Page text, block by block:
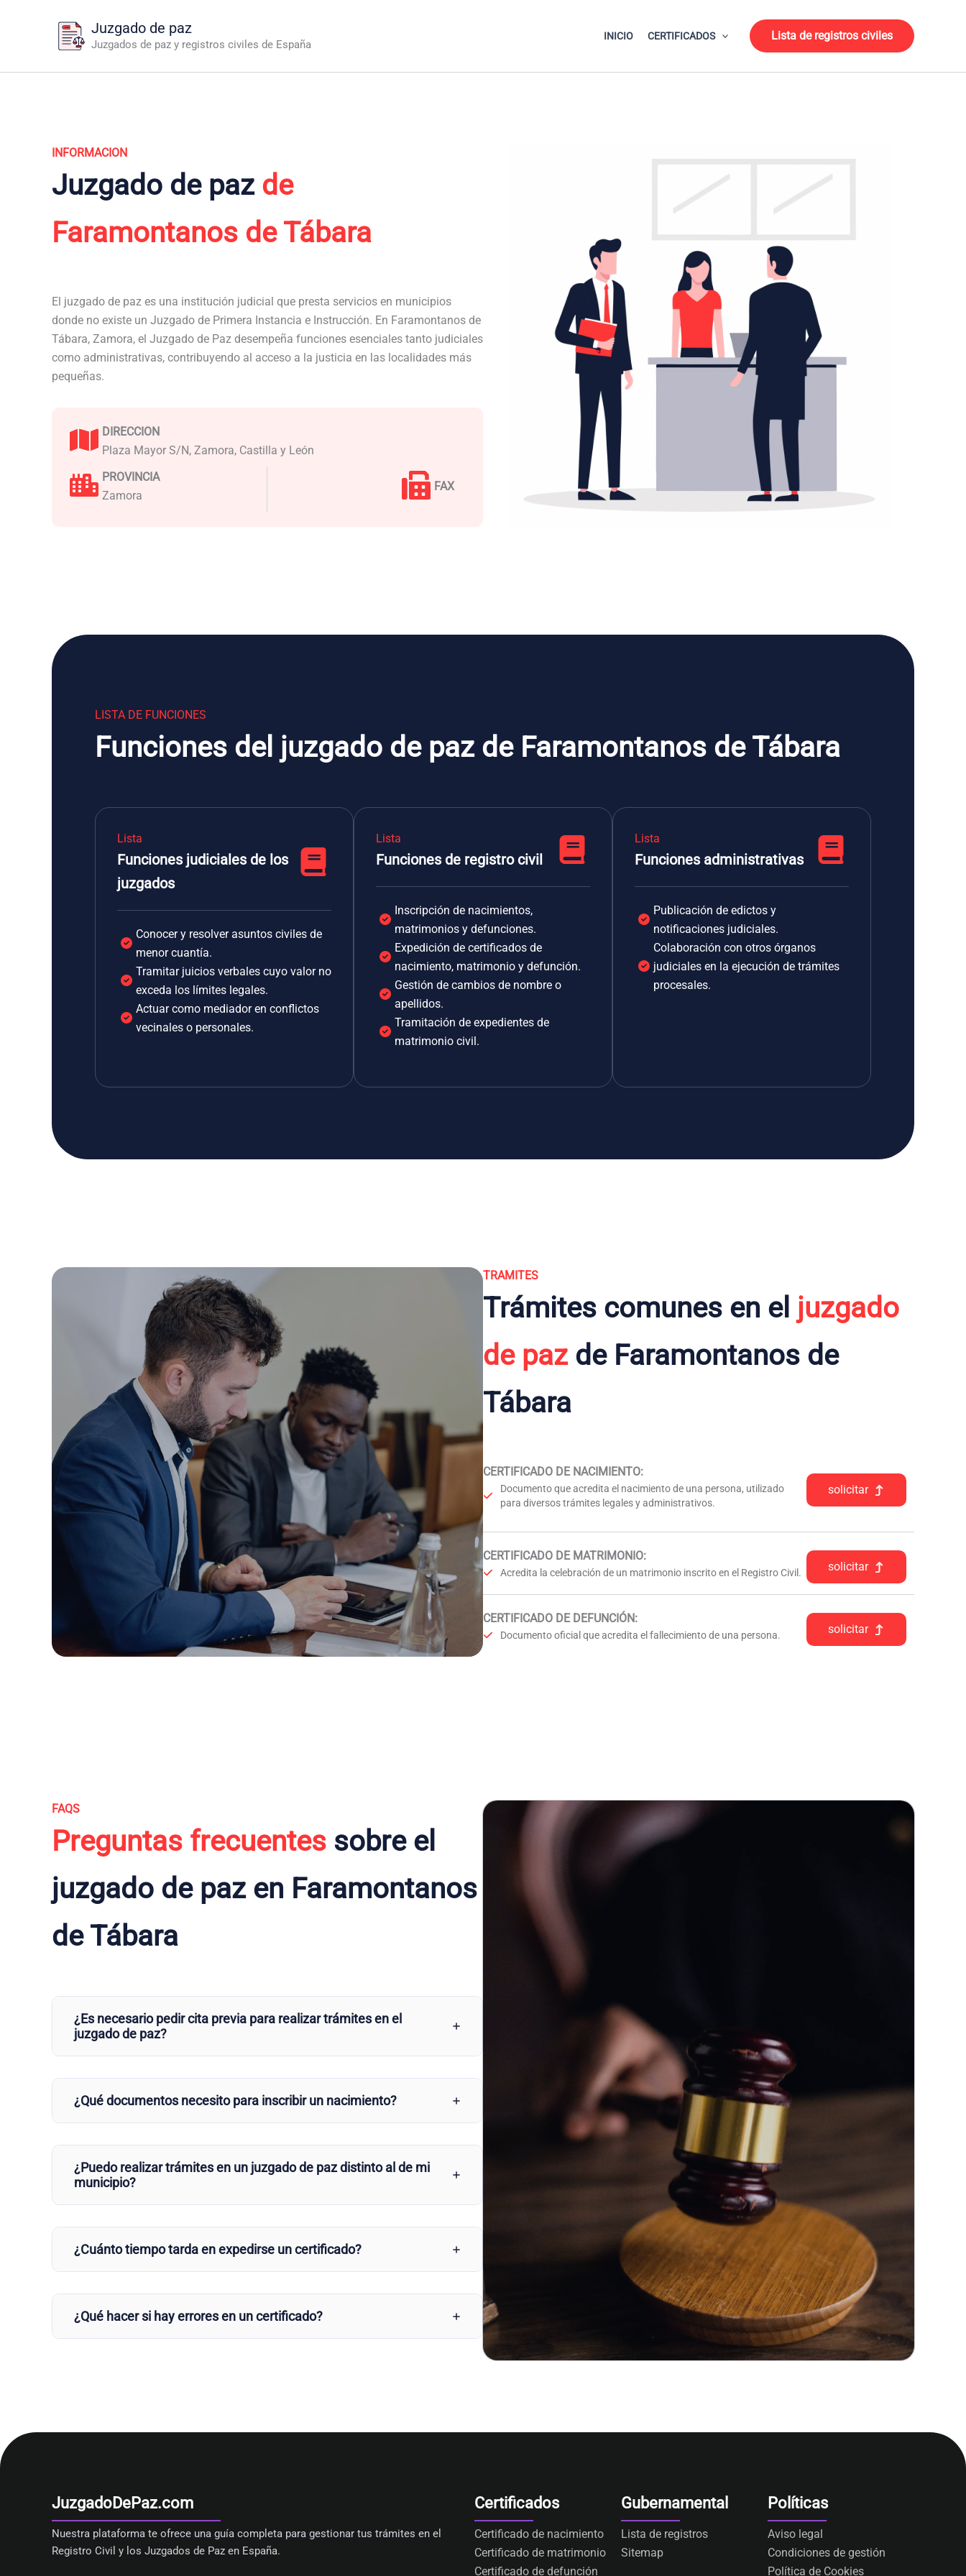
Juzgado de paz
Juzgados de paz y registros civiles de España
INICIO CERTIFICADOS Lista de registros civiles
INFORMACION
Juzgado de paz de
Faramontanos de Tábara
El juzgado de paz es una institución judicial que presta servicios en municipios
donde no existe un Juzgado de Primera Instancia e Instrucción. En Faramontanos de
Tábara, Zamora, el Juzgado de Paz desempeña funciones esenciales tanto judiciales
como administrativas, contribuyendo al acceso a la justicia en las localidades más
pequeñas.
DIRECCION
Plaza Mayor S/N, Zamora, Castilla y León
PROVINCIA
Zamora
FAX
LISTA DE FUNCIONES
Funciones del juzgado de paz de Faramontanos de Tábara
Lista
Funciones judiciales de los
juzgados
Conocer y resolver asuntos civiles de
menor cuantía.
Tramitar juicios verbales cuyo valor no
exceda los límites legales.
Actuar como mediador en conflictos
vecinales o personales.
Lista
Funciones de registro civil
Inscripción de nacimientos,
matrimonios y defunciones.
Expedición de certificados de
nacimiento, matrimonio y defunción.
Gestión de cambios de nombre o
apellidos.
Tramitación de expedientes de
matrimonio civil.
Lista
Funciones administrativas
Publicación de edictos y
notificaciones judiciales.
Colaboración con otros órganos
judiciales en la ejecución de trámites
procesales.
TRAMITES
Trámites comunes en el juzgado
de pazde Faramontanos de
Tábara
CERTIFICADO DE NACIMIENTO:
Documento que acredita el nacimiento de una persona, utilizado
para diversos trámites legales y administrativos.
solicitar
CERTIFICADO DE MATRIMONIO:
Acredita la celebración de un matrimonio inscrito en el Registro Civil. solicitar
CERTIFICADO DE DEFUNCIÓN:
Documento oficial que acredita el fallecimiento de una persona. solicitar
FAQS
Preguntas frecuentes sobre el
juzgado de paz en Faramontanos
de Tábara
¿Es necesario pedir cita previa para realizar trámites en el
juzgado de paz?
¿Qué documentos necesito para inscribir un nacimiento?
¿Puedo realizar trámites en un juzgado de paz distinto al de mi
municipio?
¿Cuánto tiempo tarda en expedirse un certificado?
¿Qué hacer si hay errores en un certificado?
JuzgadoDePaz.com
Nuestra plataforma te ofrece una guía completa para gestionar tus trámites en el
Registro Civil y los Juzgados de Paz en España.
Certificados
Certificado de nacimiento
Certificado de matrimonio
Certificado de defunción
Gubernamental
Lista de registros
Sitemap
Políticas
Aviso legal
Condiciones de gestión
Política de Cookies